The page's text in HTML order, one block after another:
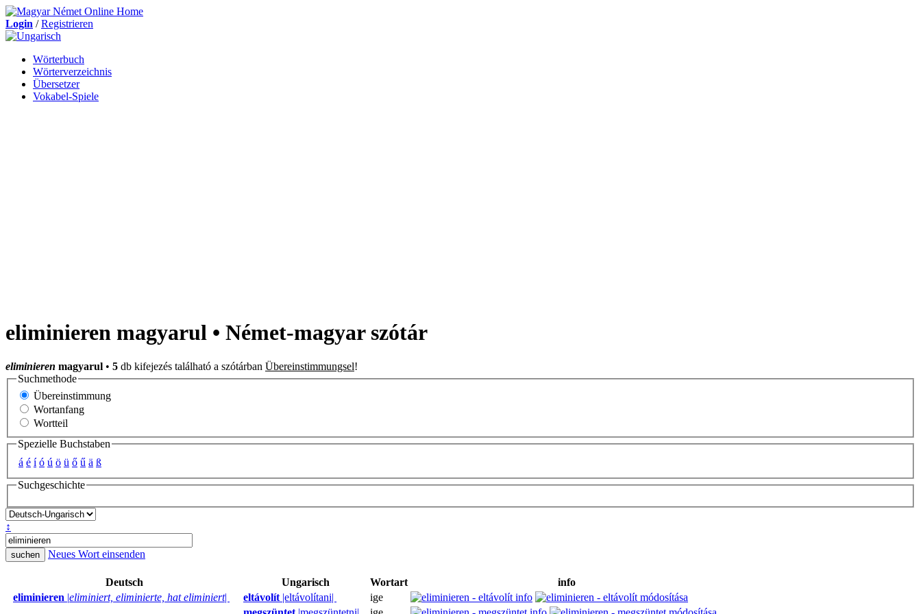
Login /Registrieren
Wörterbuch
Wörterverzeichnis
Übersetzer
Vokabel-Spiele
eliminieren magyarul • Német-magyar szótár
eliminieren magyarul • 5 db kifejezés található a szótárban Übereinstimmungsel!
Suchmethode
Übereinstimmung
Wortanfang
Wortteil
Spezielle Buchstaben
á é í ó ú ö ü ő ű ä ß
Suchgeschichte
↕
Neues Wort einsenden
Deutsch Ungarisch Wortart
info
eliminieren |eliminiert, eliminierte, hat eliminiert| eltávolít |eltávolítani|
ige